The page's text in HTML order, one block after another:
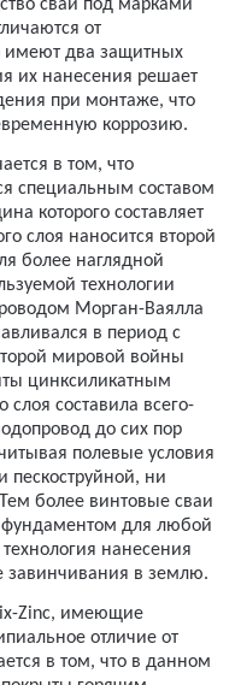
свай под марками
от
имеют два защитных
их нанесения решает
при монтаже, что
коррозию.
в том, что
специальным составом
которого составляет
слоя наносится второй
более наглядной
технологии
Морган-Ваялла
в период с
мировой войны
цинксиликатным
составила всего-
до сих пор
полевые условия
пескоструйной, ни
более винтовые сваи
фундаментом для любой
нанесения
завинчивания в землю.
Zinc, имеющие
отличие от
в том, что в данном